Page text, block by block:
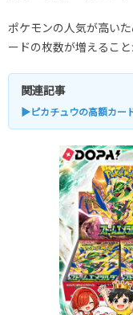
ポケモンの人気が高い
ードの枚数が増えるこ
関連記事
▶ピカチュウの高額カー